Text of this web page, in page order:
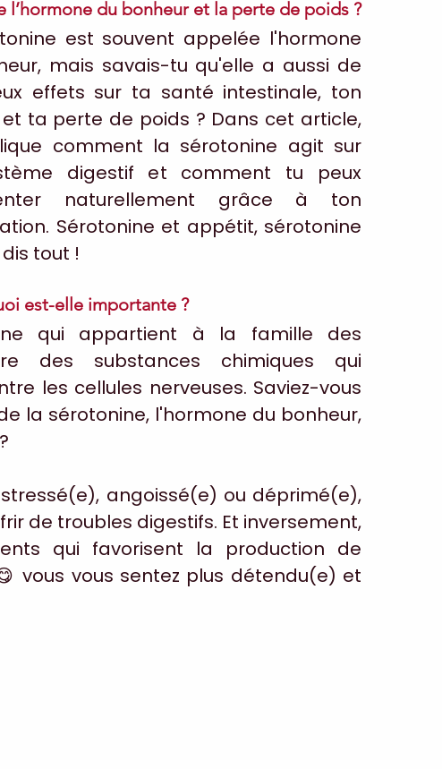
l’hormone du bonheur et la perte de poids ?
est souvent appelée l'hormone
mais savais-tu qu'elle a aussi de
effets sur ta santé intestinale, ton
ta perte de poids ? Dans cet article,
comment la sérotonine agit sur
digestif et comment tu peux
naturellement grâce à ton
Sérotonine et appétit, sérotonine
tout !
est-elle importante ?
qui appartient à la famille des
des substances chimiques qui
les cellules nerveuses. Saviez-vous
la sérotonine, l'hormone du bonheur,
angoissé(e) ou déprimé(e),
de troubles digestifs. Et inversement,
qui favorisent la production de
vous vous sentez plus détendu(e) et